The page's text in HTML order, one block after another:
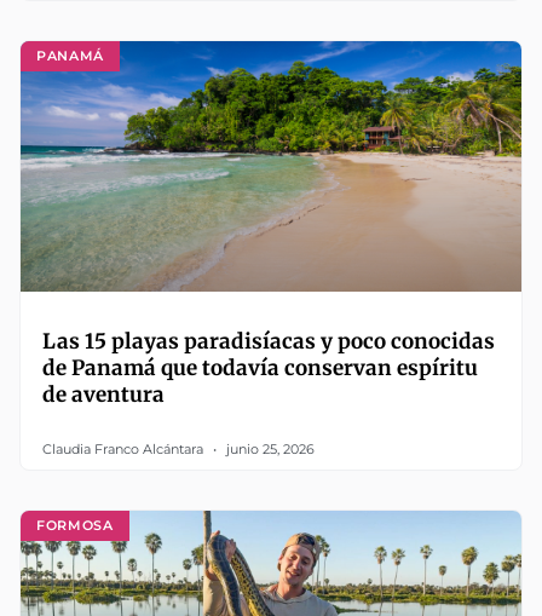
PANAMÁ
Las 15 playas paradisíacas y poco conocidas
de Panamá que todavía conservan espíritu
de aventura
Claudia Franco Alcántara junio 25, 2026
FORMOSA